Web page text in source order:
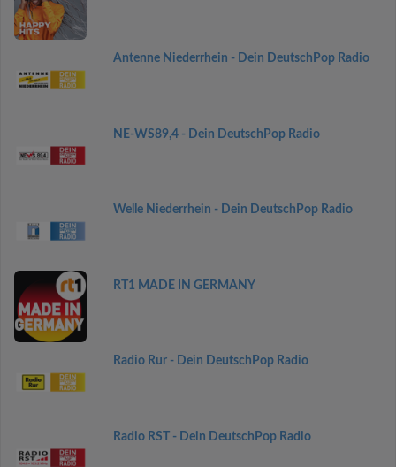
Antenne Niederrhein - Dein DeutschPop Radio
NE-WS89,4 - Dein DeutschPop Radio
Welle Niederrhein - Dein DeutschPop Radio
RT1 MADE IN GERMANY
Radio Rur - Dein DeutschPop Radio
Radio RST - Dein DeutschPop Radio